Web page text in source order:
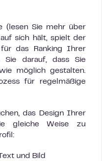
(lesen Sie mehr über
sich hält, spielt der
das Ranking Ihrer
Sie darauf, dass Sie
möglich gestalten.
für regelmäßige
das Design Ihrer
gleiche Weise zu
und Bild